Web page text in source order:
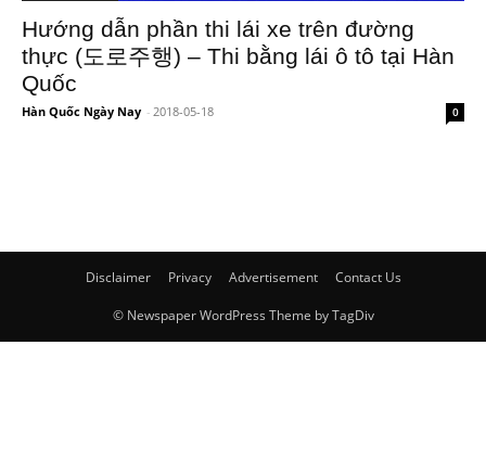
Hướng dẫn phần thi lái xe trên đường
thực (도로주행) – Thi bằng lái ô tô tại Hàn
Quốc
Hàn Quốc Ngày Nay - 2018-05-18 0
Disclaimer Privacy Advertisement Contact Us
© Newspaper WordPress Theme by TagDiv